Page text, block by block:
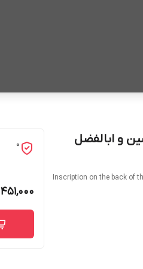
و ابالفضل
Inscription on the back of
0
451,000